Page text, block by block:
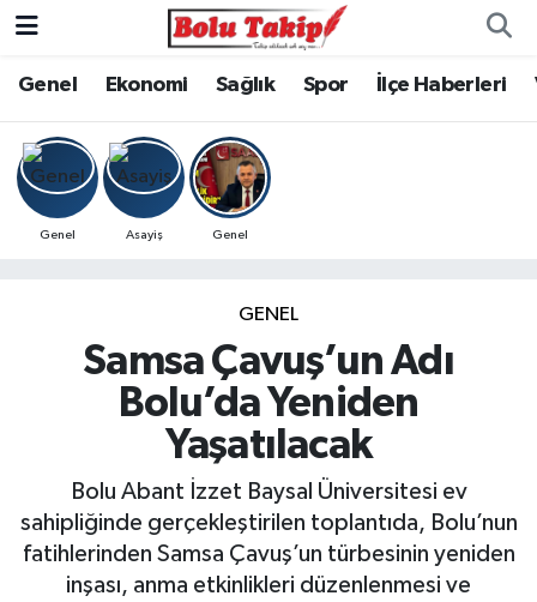
Genel Ekonomi Sağlık Spor İlçe Haberleri
Genel Asayiş Genel
GENEL
Samsa Çavuş’un Adı
Bolu’da Yeniden
Yaşatılacak
Bolu Abant İzzet Baysal Üniversitesi ev
sahipliğinde gerçekleştirilen toplantıda, Bolu’nun
fatihlerinden Samsa Çavuş’un türbesinin yeniden
inşası, anma etkinlikleri düzenlenmesi ve